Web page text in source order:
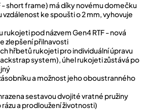
- short frame) má díky novému domečku
ke spoušti o 2 mm, vyhovuje
rukojeti pod názvem Gen4 RTF - nová
zlepšení přilnavosti
hřbetů rukojeti pro individuální úpravu
system), úhel rukojeti zůstává po
a možnost jeho oboustranného
sestavou dvojité vratné pružiny
a prodloužení životnosti)